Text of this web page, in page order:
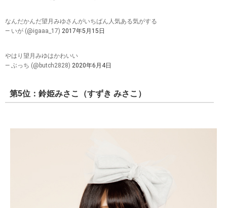
なんだかんだ望月みゆさんがいちばん人気ある気がする
— いが (@igaaa_17) 2017年5月15日
やはり望月みゆはかわいい
— ぶっち (@butch2828) 2020年6月4日
第5位：鈴姫みさこ（すずき みさこ）